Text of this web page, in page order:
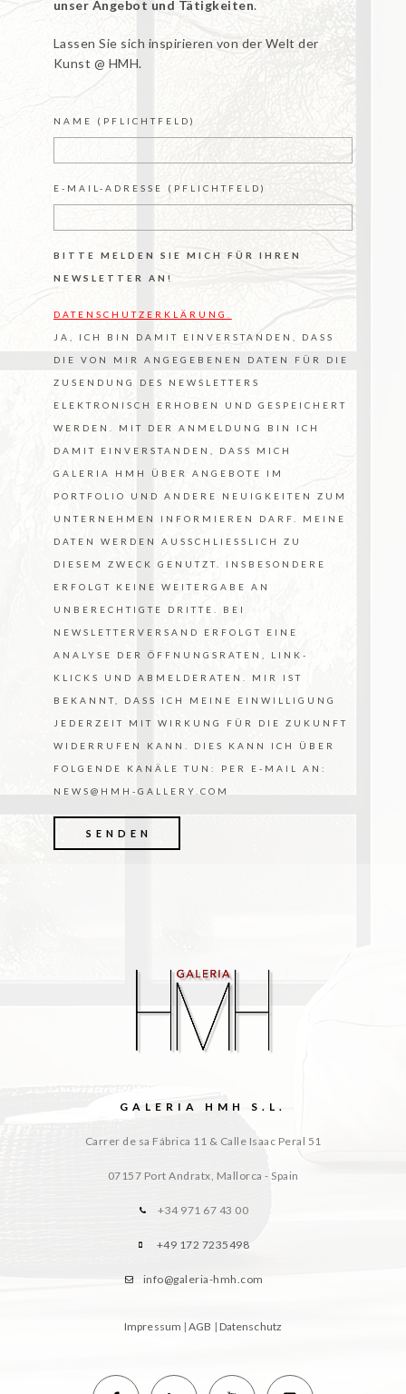
unser Angebot und Tätigkeiten.
Lassen Sie sich inspirieren von der Welt der
Kunst @ HMH.
NAME (PFLICHTFELD)
E-MAIL-ADRESSE (PFLICHTFELD)
BITTE MELDEN SIE MICH FÜR IHREN
NEWSLETTER AN!
DATENSCHUTZERKLÄRUNG.
JA, ICH BIN DAMIT EINVERSTANDEN, DASS
DIE VON MIR ANGEGEBENEN DATEN FÜR DIE
ZUSENDUNG DES NEWSLETTERS
ELEKTRONISCH ERHOBEN UND GESPEICHERT
WERDEN. MIT DER ANMELDUNG BIN ICH
DAMIT EINVERSTANDEN, DASS MICH
GALERIA HMH ÜBER ANGEBOTE IM
PORTFOLIO UND ANDERE NEUIGKEITEN ZUM
UNTERNEHMEN INFORMIEREN DARF. MEINE
DATEN WERDEN AUSSCHLIESSLICH ZU D
IESEM ZWECK GENUTZT. INSBESONDERE E
RFOLGT KEINE WEITERGABE AN U
NBERECHTIGTE DRITTE. BEI N
EWSLETTERVERSAND ERFOLGT EINE A
NALYSE DER ÖFFNUNGSRATEN, LINK-K
LICKS UND ABMELDERATEN. MIR IST B
EKANNT, DASS ICH MEINE EINWILLIGUNG J
EDERZEIT MIT WIRKUNG FÜR DIE ZUKUNFT W
IDERRUFEN KANN. DIES KANN ICH ÜBER F
OLGENDE KANÄLE TUN: PER E-MAIL AN: N
EWS@HMH-GALLERY.COM
GALERIA HMH S.L.
Carrer de sa Fábrica 11 & Calle Isaac Peral 51
07157 Port Andratx, Mallorca - Spain
+34 971 67 43 00
+49 172 7235498
info@galeria-hmh.com
Impressum |AGB | Datenschutz